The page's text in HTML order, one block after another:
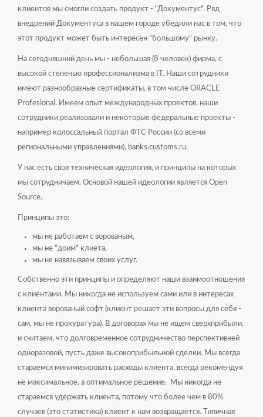
клиентов мы смогли создать продукт - "Документус". Ряд
внедрений Документуса в нашем городе убедили нас в том, что
этот продукт может быть интересен "большому" рынку.
На сегодняшний день мы - небольшая (8 человек) фирма, с
высокой степенью профессионализма в IT. Наши сотрудники
имеют разнообразные сертификаты, в том числе ORACLE
Profesional. Имеем опыт международных проектов, наши
сотрудники реализовали и некоторые федеральные проекты -
например колоссальный портал ФТС России (со всеми
региональными управлениями), banks.customs.ru.
У нас есть своя техническая идеология, и принципы на которых
мы сотрудничаем. Основой нашей идеологии является Open
Source.
Принципы это:
мы не работаем с ворованым,
мы не "доим" клиета,
мы не навязываем своих услуг.
Собственно эти принципы и определяют наши взаимоотношения
с клиентами. Мы никогда не используем сами или в интересах
клиента ворованый софт (клиент решает эти вопросы для себя -
сам, мы не прокуратура). В договорах мы не ищем сверхприбыли,
и считаем, что долговременное сотрудничество перспективней
одноразовой, пусть даже высокоприбыльной сделки. Мы всегда
стараемся минимизировать расходы клиента, всегда рекомендуя
не максимальное, а оптимальное решение. Мы никогда не
стараемся удержать клиента, потому что более чем в 80%
случаев (это статистика) клиент к нам возвращается. Типичная